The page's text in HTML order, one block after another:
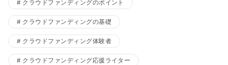
クラウドファンディングのポイント
クラウドファンディングの基礎
クラウドファンディング体験者
クラウドファンディング応援ライター